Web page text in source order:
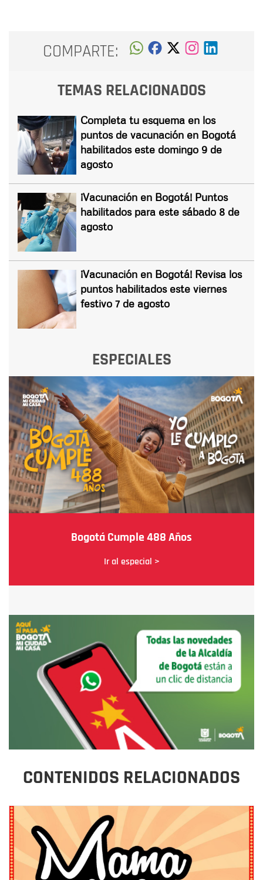
COMPARTE:
TEMAS RELACIONADOS
Completa tu esquema en los
puntos de vacunación en Bogotá
habilitados este domingo 9 de
agosto
¡Vacunación en Bogotá! Puntos
habilitados para este sábado 8 de
agosto
¡Vacunación en Bogotá! Revisa los
puntos habilitados este viernes
festivo 7 de agosto
ESPECIALES
Bogotá Cumple 488 Años
Ir al especial >
CONTENIDOS RELACIONADOS